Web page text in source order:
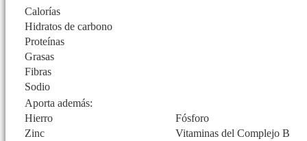
Calorías
Hidratos de carbono
Proteínas
Grasas
Fibras
Sodio
Aporta además:
Hierro
Fósforo
Zinc
Vitaminas del Complejo B